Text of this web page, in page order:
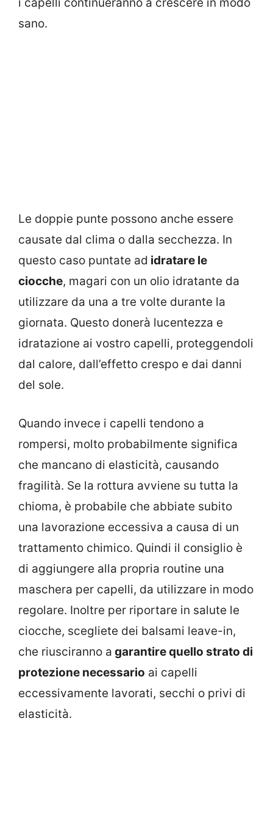
sano.
Le doppie punte possono anche essere
causate dal clima o dalla secchezza. In
questo caso puntate ad idratare le
ciocche, magari con un olio idratante da
utilizzare da una a tre volte durante la
giornata. Questo donerà lucentezza e
idratazione ai vostro capelli, proteggendoli
dal calore, dall’effetto crespo e dai danni
del sole.
Quando invece i capelli tendono a
rompersi, molto probabilmente significa
che mancano di elasticità, causando
fragilità. Se la rottura avviene su tutta la
chioma, è probabile che abbiate subito
una lavorazione eccessiva a causa di un
trattamento chimico. Quindi il consiglio è
di aggiungere alla propria routine una
maschera per capelli, da utilizzare in modo
regolare. Inoltre per riportare in salute le
ciocche, scegliete dei balsami leave-in,
che riusciranno a garantire quello strato di
protezione necessario ai capelli
eccessivamente lavorati, secchi o privi di
elasticità.